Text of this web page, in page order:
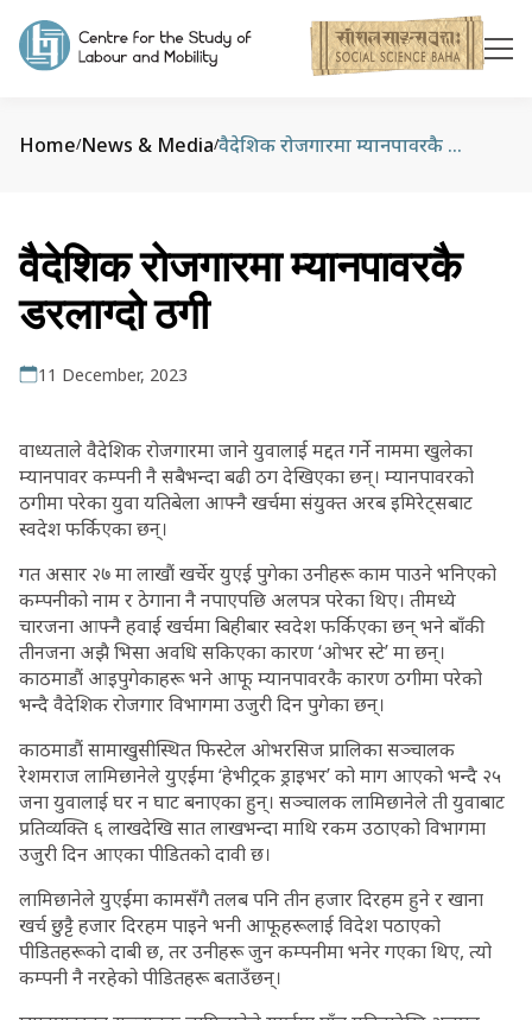
Home/News & Media/ वैदेशिक रोजगारमा म्यानपावरकै डरलाग्दो ठगी
वैदेशिक रोजगारमा म्यानपावरकै
डरलाग्दो ठगी
11 December, 2023
वाध्यताले वैदेशिक रोजगारमा जाने युवालाई मद्दत गर्ने नाममा खुलेका
म्यानपावर कम्पनी नै सबैभन्दा बढी ठग देखिएका छन्। म्यानपावरको
ठगीमा परेका युवा यतिबेला आफ्नै खर्चमा संयुक्त अरब इमिरेट्सबाट
स्वदेश फर्किएका छन्।
गत असार २७ मा लाखौं खर्चेर युएई पुगेका उनीहरू काम पाउने भनिएको
कम्पनीको नाम र ठेगाना नै नपाएपछि अलपत्र परेका थिए। तीमध्ये
चारजना आफ्नै हवाई खर्चमा बिहीबार स्वदेश फर्किएका छन् भने बाँकी
तीनजना अझै भिसा अवधि सकिएका कारण ‘ओभर स्टे’ मा छन्।
काठमाडौं आइपुगेकाहरू भने आफू म्यानपावरकै कारण ठगीमा परेको
भन्दै वैदेशिक रोजगार विभागमा उजुरी दिन पुगेका छन्।
काठमाडौं सामाखुसीस्थित फिस्टेल ओभरसिज प्रालिका सञ्चालक
रेशमराज लामिछानेले युएईमा ‘हेभीट्रक ड्राइभर’ को माग आएको भन्दै २५
जना युवालाई घर न घाट बनाएका हुन्। सञ्चालक लामिछानेले ती युवाबाट
प्रतिव्यक्ति ६ लाखदेखि सात लाखभन्दा माथि रकम उठाएको विभागमा
उजुरी दिन आएका पीडितको दावी छ।
लामिछानेले युएईमा कामसँगै तलब पनि तीन हजार दिरहम हुने र खाना
खर्च छुट्टै हजार दिरहम पाइने भनी आफूहरूलाई विदेश पठाएको
पीडितहरूको दाबी छ, तर उनीहरू जुन कम्पनीमा भनेर गएका थिए, त्यो
कम्पनी नै नरहेको पीडितहरू बताउँछन्।